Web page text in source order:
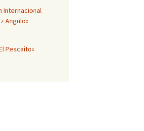
Internacional
Angulo»
Pescaíto»